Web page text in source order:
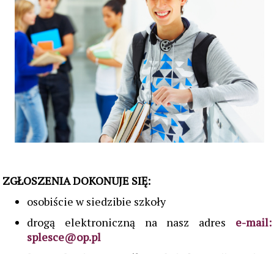
ZGŁOSZENIA DOKONUJE SIĘ:
osobiście w siedzibie szkoły
drogą elektroniczną na nasz adres
e-mail:
splesce@op.pl